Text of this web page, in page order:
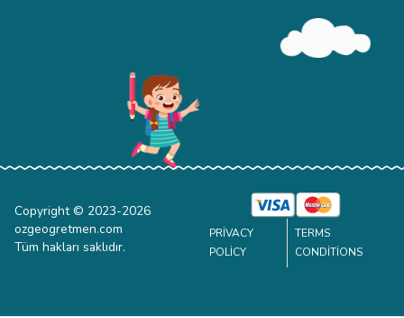
Copyright © 2023-2026
ozgeogretmen.com
Tüm hakları saklıdır.
PRIVACY
POLICY
TERMS
CONDITIONS